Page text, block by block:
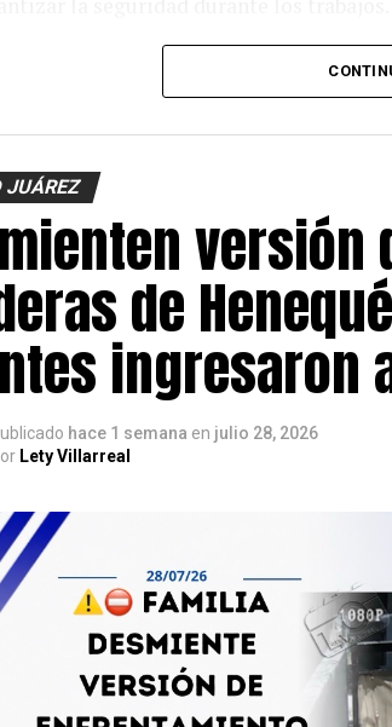
no se reportan
las investigaciones para
JUÁREZ
de
ingresaron
hace 1 semana en julio 28, 2026
Lety Villarreal